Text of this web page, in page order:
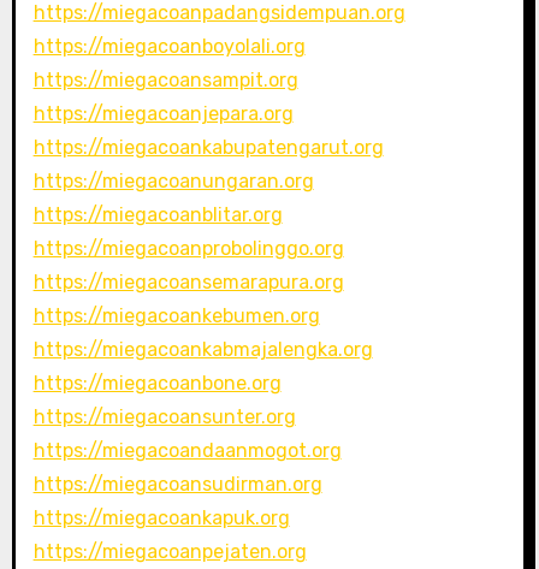
https://miegacoanpadangsidempuan.org
https://miegacoanboyolali.org
https://miegacoansampit.org
https://miegacoanjepara.org
https://miegacoankabupatengarut.org
https://miegacoanungaran.org
https://miegacoanblitar.org
https://miegacoanprobolinggo.org
https://miegacoansemarapura.org
https://miegacoankebumen.org
https://miegacoankabmajalengka.org
https://miegacoanbone.org
https://miegacoansunter.org
https://miegacoandaanmogot.org
https://miegacoansudirman.org
https://miegacoankapuk.org
https://miegacoanpejaten.org